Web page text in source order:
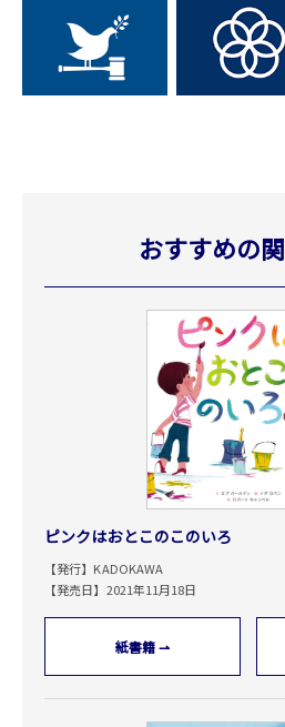
おすすめの
ピンクはおとこのこのいろ
【発行】KADOKAWA
【発売日】2021年11月18日
紙書籍 ⇀